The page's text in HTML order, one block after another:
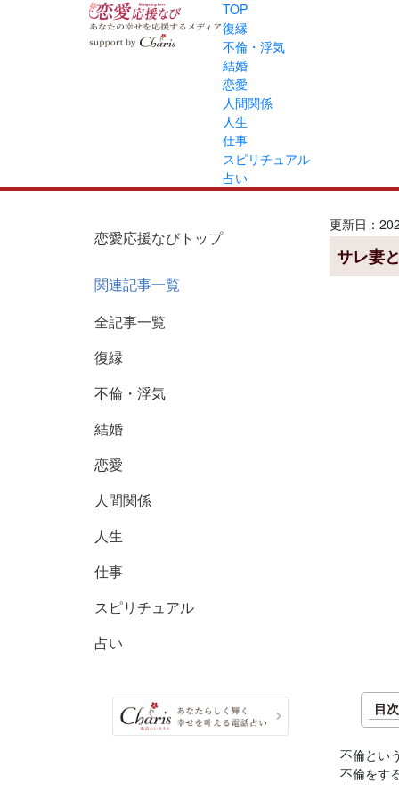
TOP
復縁
不倫・浮気
結婚
恋愛
人間関係
人生
仕事
スピリチュアル
占い
恋愛応援なびトップ
関連記事一覧
全記事一覧
復縁
不倫・浮気
結婚
恋愛
人間関係
人生
仕事
スピリチュアル
占い
更新日：
サレ妻
目次
不倫とい
不倫をす